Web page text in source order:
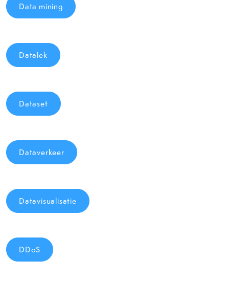
Data mining
Datalek
Dataset
Dataverkeer
Datavisualisatie
DDoS